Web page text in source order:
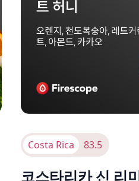
Costa Rica 83.5
코스타리카 신 리